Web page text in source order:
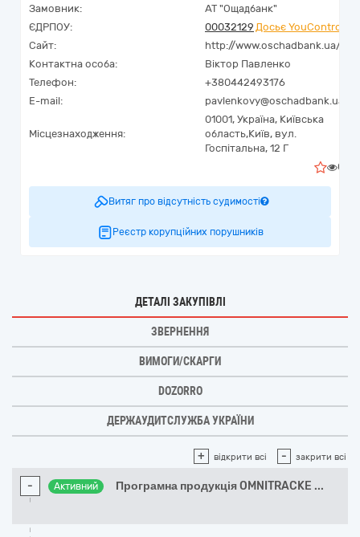
Замовник:
АТ "Ощадбанк"
ЄДРПОУ:
00032129 Досьє YouControl
Сайт:
http://www.oschadbank.ua/
Контактна особа:
Віктор Павленко
Телефон:
+380442493176
E-mail:
pavlenkovy@oschadbank.ua
Місцезнаходження:
01001, Україна, Київська
область,Київ, вул.
Госпітальна, 12 Г
0
Витяг про відсутність судимості
Реєстр корупційних порушників
ДЕТАЛІ ЗАКУПІВЛІ
ЗВЕРНЕННЯ
ВИМОГИ/СКАРГИ
DOZORRO
ДЕРЖАУДИТСЛУЖБА УКРАЇНИ
+ відкрити всі - закрити всі
- Активний Програмна продукція OMNITRACKE ...